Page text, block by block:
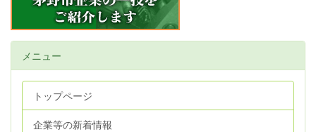
メニュー
トップページ
企業等の新着情報